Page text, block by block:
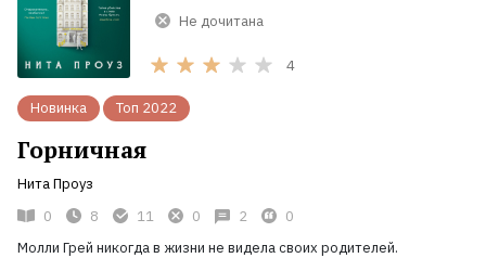
Не дочитана
4
Новинка Топ 2022
Горничная
Нита Проуз
0
8 11 0 2
0
Молли Грей никогда в жизни не видела своих родителей.